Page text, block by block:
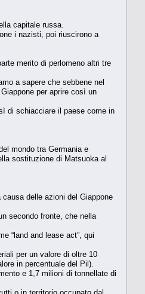
capitale russa.
i nazisti, poi riuscirono a
merito di perlomeno altri tre
a sapere che sebbene nel
per aprire così un
di schiacciare il paese come in
mondo tra Germania e
sostituzione di Matsuoka al
delle azioni del Giappone
secondo fronte, che nella
“land and lease act”, qui
per un valore di oltre 10
in percentuale del Pil).
e 1,7 milioni di tonnellate di